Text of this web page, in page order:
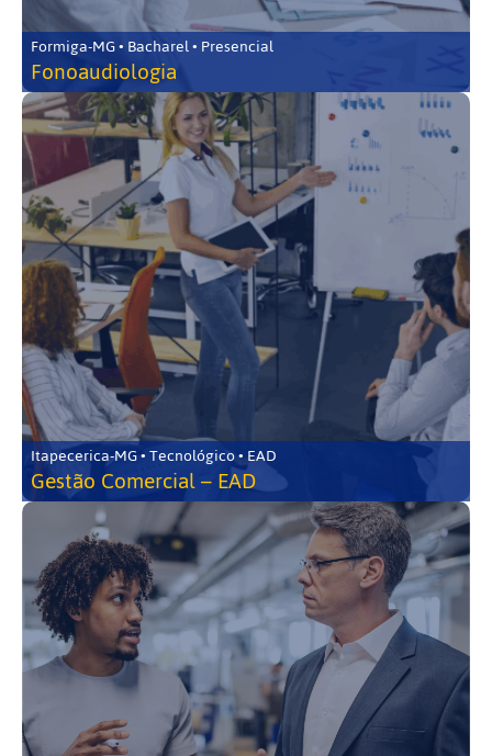
Formiga-MG • Bacharel • Presencial
Fonoaudiologia
Itapecerica-MG • Tecnológico • EAD
Gestão Comercial – EAD